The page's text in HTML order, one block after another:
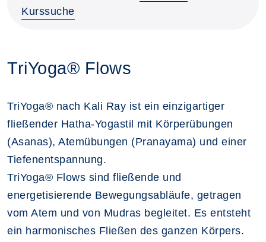
Kurssuche
TriYoga® Flows
TriYoga® nach Kali Ray ist ein einzigartiger
fließender Hatha-Yogastil mit Körperübungen
(Asanas), Atemübungen (Pranayama) und einer
Tiefenentspannung.
TriYoga® Flows sind fließende und
energetisierende Bewegungsabläufe, getragen
vom Atem und von Mudras begleitet. Es entsteht
ein harmonisches Fließen des ganzen Körpers.